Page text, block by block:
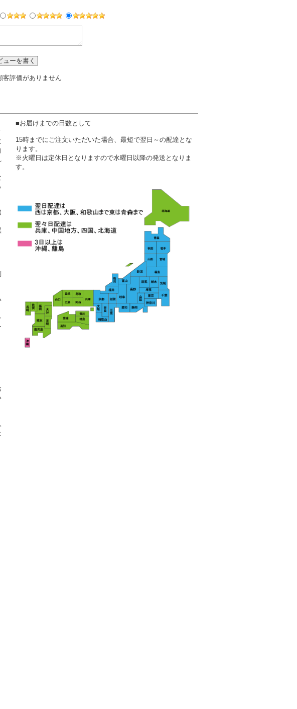
ューを書く
客評価がありません
■お届けまでの日数として
15時までにご注文いただいた場合、最短で翌日～の配達とな
ります。
※火曜日は定休日となりますので水曜日以降の発送となりま
す。